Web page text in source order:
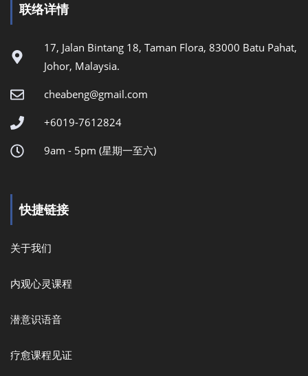
联络详情
17, Jalan Bintang 18, Taman Flora, 83000 Batu Pahat,
Johor, Malaysia.
cheabeng@gmail.com
+6019-7612824
9am - 5pm (星期一至六)
快捷链接
关于我们
内观心灵课程
潜意识语音
疗愈课程见证